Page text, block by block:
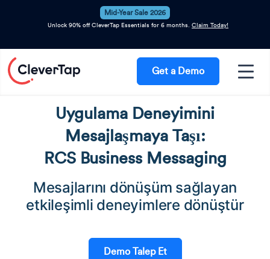
Mid-Year Sale 2026
Unlock 90% off CleverTap Essentials for 6 months. Claim Today!
Get a Demo
Uygulama Deneyimini
Mesajlaşmaya Taşı:
RCS Business Messaging
Mesajlarını dönüşüm sağlayan
etkileşimli deneyimlere dönüştür
Demo Talep Et